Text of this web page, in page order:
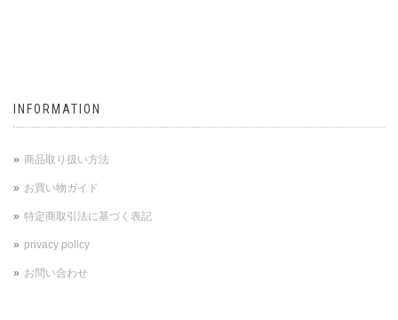
INFORMATION
商品取り扱い方法
お買い物ガイド
特定商取引法に基づく表記
privacy policy
お問い合わせ